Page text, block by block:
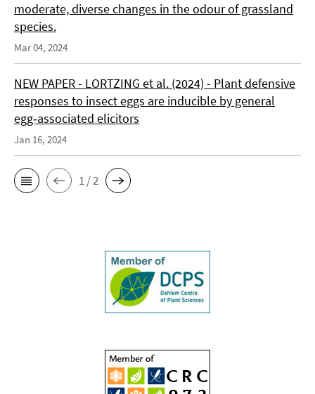
moderate, diverse changes in the odour of grassland
species.
Mar 04, 2024
NEW PAPER - LORTZING et al. (2024) - Plant defensive
responses to insect eggs are inducible by general
egg‑associated elicitors
Jan 16, 2024
1 / 2